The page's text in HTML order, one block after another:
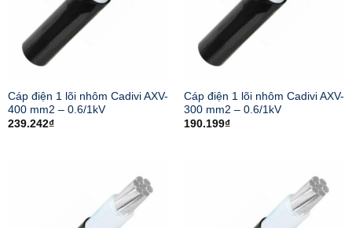
Cáp điện 1 lõi nhôm Cadivi AXV-
400 mm2 – 0.6/1kV
239.242₫
Cáp điện 1 lõi nhôm Cadivi AXV-
300 mm2 – 0.6/1kV
190.199₫